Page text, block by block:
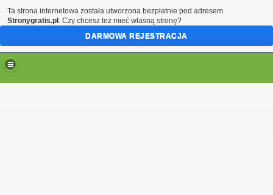
Ta strona internetowa została utworzona bezpłatnie pod adresem
Stronygratis.pl . Czy chcesz też mieć własną stronę?
DARMOWA REJESTRACJA